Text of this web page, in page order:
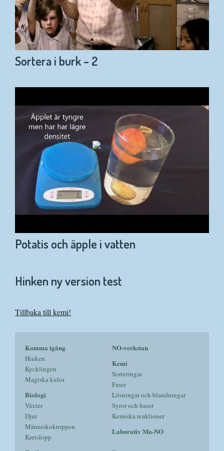
Sortera i burk – 2
Potatis och äpple i vatten
Hinken ny version test
Tillbaka till kemi!
Komma igång
Hinken
Kycklingen
Magiska kulor
Biologi
Växter
Djur
Människokroppen
Kretslopp
NO-verkstan
Kemi
Sorteringar
Faser
Lösningar och blandningar
Syror och baser
Kemiska reaktioner
Laborativ Ma-NO